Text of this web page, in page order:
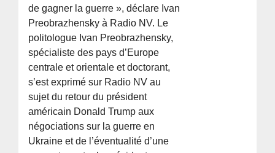
de gagner la guerre », déclare Ivan
Preobrazhensky à Radio NV. Le
politologue Ivan Preobrazhensky,
spécialiste des pays d’Europe
centrale et orientale et doctorant,
s’est exprimé sur Radio NV au
sujet du retour du président
américain Donald Trump aux
négociations sur la guerre en
Ukraine et de l’éventualité d’une